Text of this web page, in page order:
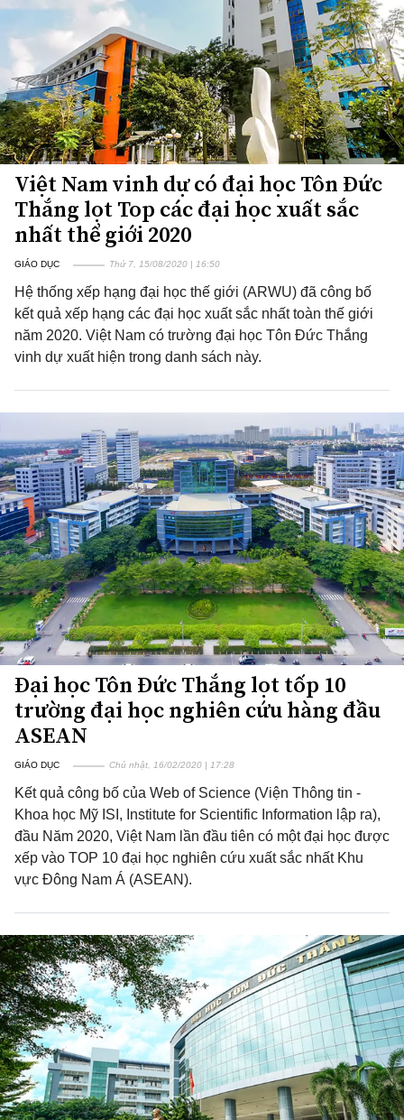
Việt Nam vinh dự có đại học Tôn Đức
Thắng lọt Top các đại học xuất sắc
nhất thể giới 2020
GIÁO DỤC Thứ 7, 15/08/2020 | 16:50
Hệ thống xếp hạng đại học thế giới (ARWU) đã công bố
kết quả xếp hạng các đại học xuất sắc nhất toàn thế giới
năm 2020. Việt Nam có trường đại học Tôn Đức Thắng
vinh dự xuất hiện trong danh sách này.
Đại học Tôn Đức Thắng lọt tốp 10
trường đại học nghiên cứu hàng đầu
ASEAN
GIÁO DỤC Chủ nhật, 16/02/2020 | 17:28
Kết quả công bố của Web of Science (Viện Thông tin -
Khoa học Mỹ ISI, Institute for Scientific Information lập ra),
đầu Năm 2020, Việt Nam lần đầu tiên có một đại học được
xếp vào TOP 10 đại học nghiên cứu xuất sắc nhất Khu
vực Đông Nam Á (ASEAN).